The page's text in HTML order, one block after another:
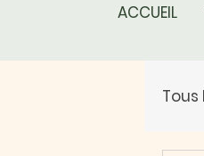
ACCUEIL
Tous